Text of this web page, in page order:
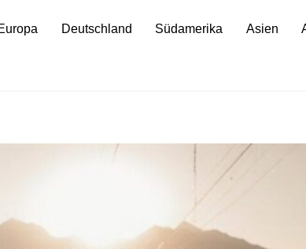
Deutschland Südamerika Asien